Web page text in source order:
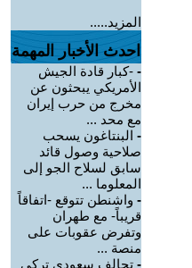
المزيد.....
احدث الأخبار المهمة
- -كبار قادة الجيش
الأمريكي يبحثون عن
مخرج من حرب إيران
مع محد ...
- البنتاغون يسحب
صلاحية وصول قائد
سابق لسلاح الجو إلى
المعلوما ...
- واشنطن تتوقع -اتفاقاً
قريباً- مع طهران
وتفرض عقوبات على
منصة ...
- تحالف سعودي تركي